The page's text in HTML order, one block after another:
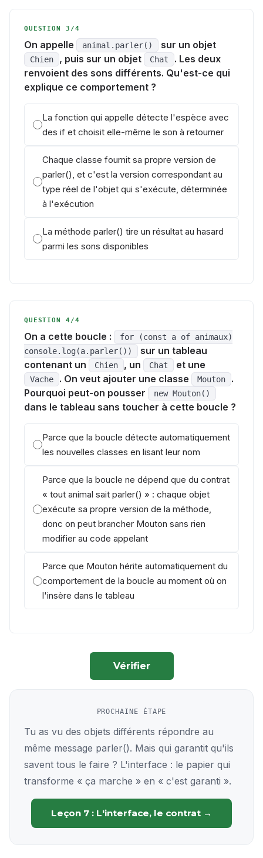
QUESTION 3/4
On appelle animal.parler() sur un objet
Chien , puis sur un objet Chat
. Les deux
renvoient des sons différents. Qu'est-ce qui
explique ce comportement ?
La fonction qui appelle détecte l'espèce avec
des if et choisit elle-même le son à retourner
Chaque classe fournit sa propre version de
parler(), et c'est la version correspondant au
type réel de l'objet qui s'exécute, déterminée
à l'exécution
La méthode parler() tire un résultat au hasard
parmi les sons disponibles
QUESTION 4/4
On a cette boucle :
for (const a of animaux)
console.log(a.parler())
sur un tableau
contenant un
Chien , un Chat et une
Vache . On veut ajouter une classe Mouton
.
Pourquoi peut-on pousser
new Mouton()
dans le tableau sans toucher à cette boucle ?
Parce que la boucle détecte automatiquement
les nouvelles classes en lisant leur nom
Parce que la boucle ne dépend que du contrat
« tout animal sait parler() » : chaque objet
exécute sa propre version de la méthode,
donc on peut brancher Mouton sans rien
modifier au code appelant
Parce que Mouton hérite automatiquement du
comportement de la boucle au moment où on
l'insère dans le tableau
Vérifier
PROCHAINE ÉTAPE
Tu as vu des objets différents répondre au
même message parler(). Mais qui garantit qu'ils
savent tous le faire ? L'interface : le papier qui
transforme « ça marche » en « c'est garanti ».
Leçon 7 : L'interface, le contrat →